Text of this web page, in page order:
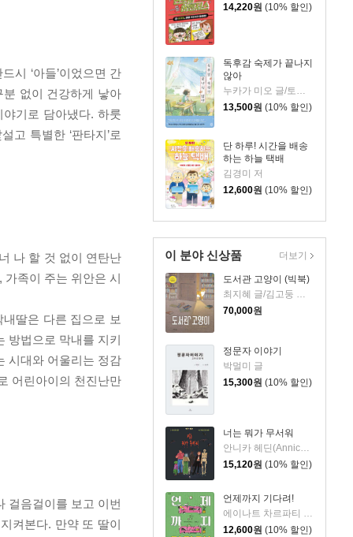
14,220원 (10% 할인)
독후감 숙제가 끝나지
않아
누카가 미오 글/토티 그림/김지영 역
13,500원 (10% 할인)
단 하루! 시간을 배송
하는 하늘 택배
김경미 저
12,600원 (10% 할인)
이 분야 신상품
도서관 고양이 (빅북)
최지혜 글/김고둥 그림
70,000원
정문자 이야기
박멀미 글
15,300원 (10% 할인)
너는 뭐가 무서워
안니카 헤딘(Annica Hedin) 글/한나 클린타게 (Hanna Klinthage) 그림
15,120원 (10% 할인)
언제까지 기다려!
에이나트 차르파티 글그림/정재원 역
12,600원 (10% 할인)
더보기
시 ‘아들’이었으면 간
없이 건강하게 낳아
기로 담아냈다. 하룻
고 특별한 ‘판타지’로
나 할 것 없이 연탄난
족이 주는 위안은 시
딸은 다른 집으로 보
방법으로 막내를 지키
시대와 어울리는 정감
어린아이의 천진난만
걸음걸이를 보고 이번
켜본다. 만약 또 딸이